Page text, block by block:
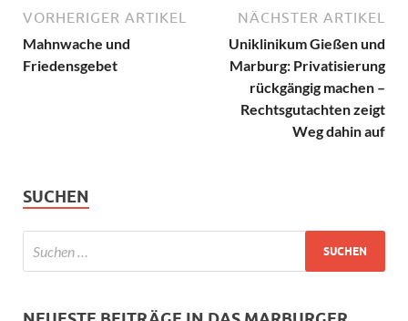
VORHERIGER ARTIKEL
Mahnwache und
Friedensgebet
NÄCHSTER ARTIKEL
Uniklinikum Gießen und
Marburg: Privatisierung
rückgängig machen –
Rechtsgutachten zeigt
Weg dahin auf
SUCHEN